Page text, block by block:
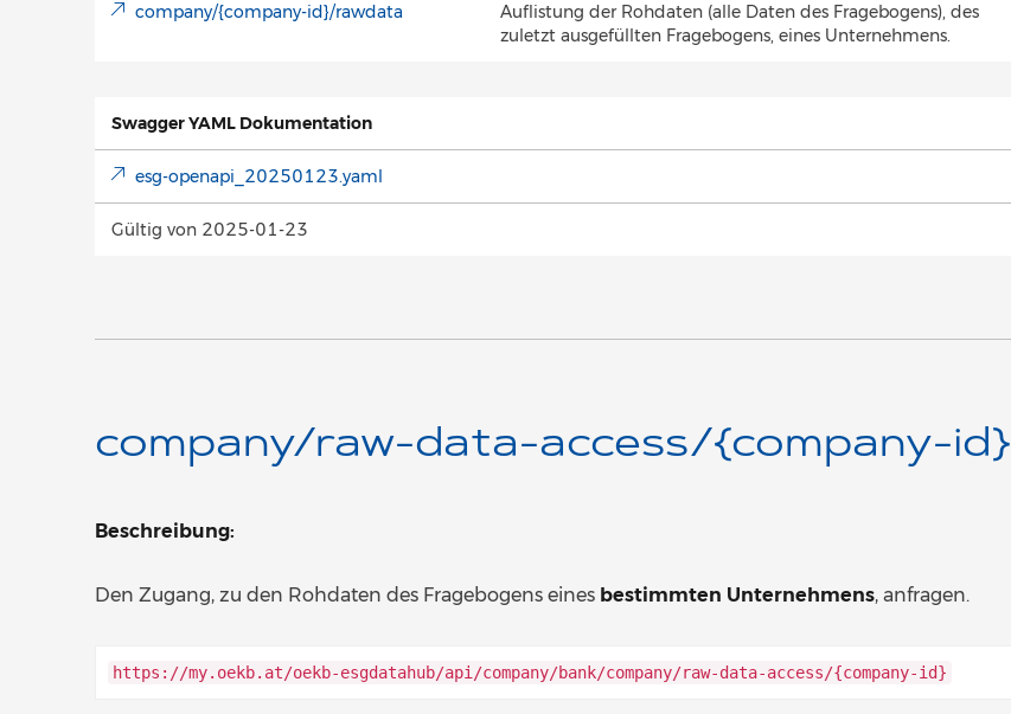
company/{company-id}/rawdata
Auflistung der Rohdaten (alle Daten des Fragebogens), des
zuletzt ausgefüllten Fragebogens, eines Unternehmens.
Swagger YAML Dokumentation
esg-openapi_20250123.yaml
Gültig von 2025-01-23
company/raw-data-access/{company-id}
Beschreibung:
Den Zugang, zu den Rohdaten des Fragebogens eines bestimmten Unternehmens, anfragen.
https://my.oekb.at/oekb-esgdatahub/api/company/bank/company/raw-data-access/{company-id}